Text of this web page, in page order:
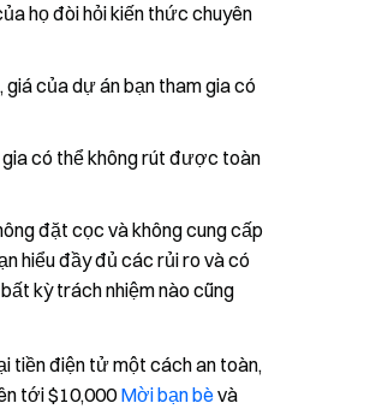
họ đòi hỏi kiến thức chuyên
của dự án bạn tham gia có
gia có thể không rút được toàn
đặt cọc và không cung cấp
hiểu đầy đủ các rủi ro và có
kỳ trách nhiệm nào cũng
tiền điện tử một cách an toàn,
tới $10,000Mời bạn bèvà